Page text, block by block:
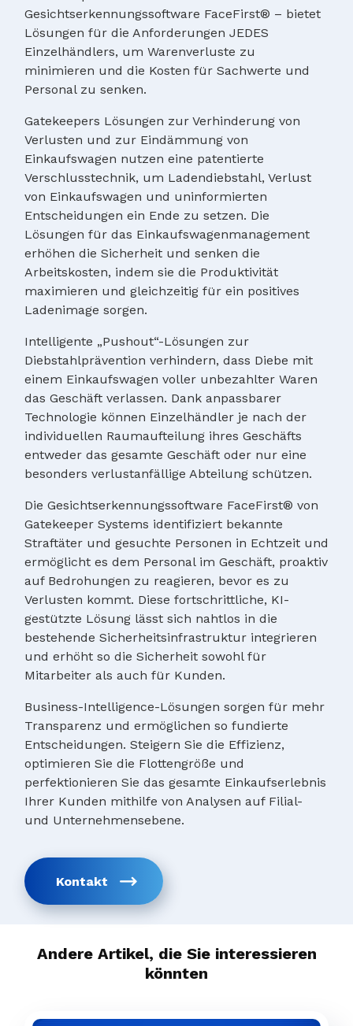
Gesichtserkennungssoftware FaceFirst® – bietet
Lösungen für die Anforderungen JEDES
Einzelhändlers, um Warenverluste zu
minimieren und die Kosten für Sachwerte und
Personal zu senken.
Gatekeepers Lösungen zur Verhinderung von
Verlusten und zur Eindämmung von
Einkaufswagen nutzen eine patentierte
Verschlusstechnik, um Ladendiebstahl, Verlust
von Einkaufswagen und uninformierten
Entscheidungen ein Ende zu setzen. Die
Lösungen für das Einkaufswagenmanagement
erhöhen die Sicherheit und senken die
Arbeitskosten, indem sie die Produktivität
maximieren und gleichzeitig für ein positives
Ladenimage sorgen.
Intelligente „Pushout“-Lösungen zur
Diebstahlprävention verhindern, dass Diebe mit
einem Einkaufswagen voller unbezahlter Waren
das Geschäft verlassen. Dank anpassbarer
Technologie können Einzelhändler je nach der
individuellen Raumaufteilung ihres Geschäfts
entweder das gesamte Geschäft oder nur eine
besonders verlustanfällige Abteilung schützen.
Die Gesichtserkennungssoftware FaceFirst® von
Gatekeeper Systems identifiziert bekannte
Straftäter und gesuchte Personen in Echtzeit und
ermöglicht es dem Personal im Geschäft, proaktiv
auf Bedrohungen zu reagieren, bevor es zu
Verlusten kommt. Diese fortschrittliche, KI-
gestützte Lösung lässt sich nahtlos in die
bestehende Sicherheitsinfrastruktur integrieren
und erhöht so die Sicherheit sowohl für
Mitarbeiter als auch für Kunden.
Business-Intelligence-Lösungen sorgen für mehr
Transparenz und ermöglichen so fundierte
Entscheidungen. Steigern Sie die Effizienz,
optimieren Sie die Flottengröße und
perfektionieren Sie das gesamte Einkaufserlebnis
Ihrer Kunden mithilfe von Analysen auf Filial-
und Unternehmensebene.
Kontakt
Andere Artikel, die Sie interessieren
könnten